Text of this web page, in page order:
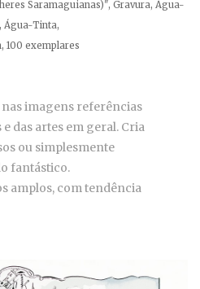
Saramaguianas)", Gravura, Água-
Água-Tinta,
100 exemplares
imagens referências
das artes em geral. Cria
ou simplesmente
fantástico.
amplos, com tendência